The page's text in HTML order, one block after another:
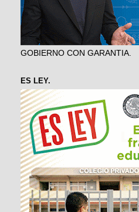
GOBIERNO CON GARANTIA.
ES LEY.